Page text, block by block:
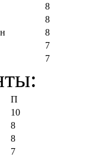
8
8
8
7
7
П
10
8
8
7